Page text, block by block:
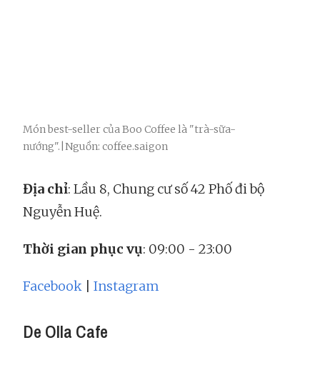
Món best-seller của Boo Coffee là "trà-sữa-
nướng".|Nguồn: coffee.saigon
Địa chỉ: Lầu 8, Chung cư số 42 Phố đi bộ
Nguyễn Huệ.
Thời gian phục vụ: 09:00 - 23:00
Facebook Instagram
De Olla Cafe